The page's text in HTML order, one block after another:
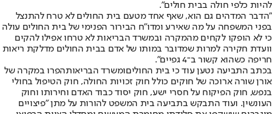
להיות כלפי חולה בבית חולים".
"הדבר המדהים גם הוא, שאף אחד מטעם בית החולים לא טרח להתנצל
בפני המשפחה על מה שאירע ומדו"ח הבירור הפנימי של בית החולים עולה
כי לא הופקו לקחים מהמקרה ובמשרד הבריאות לא טרחו אפילו להקים
וועדת חקירה למרות שמדובר במותו של אדם בבית החולים מדלקת ריאות
חריפה כשהוא קשור ב־4 גפיים".
בכתב התביעה נטען עוד כי בית החוליםומשרד הבריאותהפרו במקרה של
אורן שורה ארוכה של חוקים כולל חוק זכויות החולה, חוק הטיפול בחולי
בנפש, חוק הפיקוח על חסרי ישע, חוק יסוד כבוד האדם וחירותו וחוק
העונשין. ועוד התבקש בתביעה בית המשפט להורות על מתן "פיצויים